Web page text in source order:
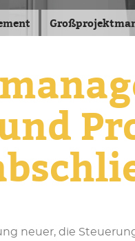
neuer, die